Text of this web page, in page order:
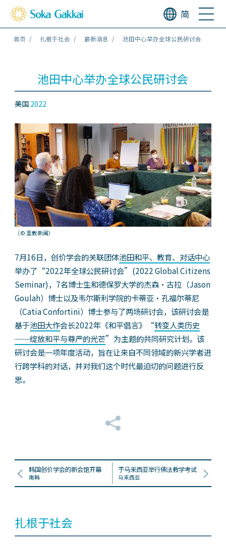
简
首页 扎根于社会 最新消息 池田中心举办全球公民研讨会
池田中心举办全球公民研讨会
美国2022
（© 圣教新闻）
7月16日，创价学会的关联团体池田和平、教育、对话中心
举办了“2022年全球公民研讨会”(2022 Global Citizens
Seminar)，7名博士生和德保罗大学的杰森・古拉（Jason
Goulah）博士以及韦尔斯利学院的卡蒂亚・孔福尔蒂尼
（Catia Confortini）博士参与了两场研讨会，该研讨会是
基于池田大作会长2022年《和平倡言》“转变人类历史
──绽放和平与尊严的光芒”为主题的共同研究计划。该
研讨会是一项年度活动，旨在让来自不同领域的新兴学者进
行跨学科的对话，并对我们这个时代最迫切的问题进行反
思。
韩国创价学会的新会馆开幕
南韩
于马来西亚举行佛法教学考试
马来西亚
扎根于社会